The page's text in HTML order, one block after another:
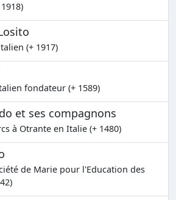
(+ 1917)
fondateur (+ 1589)
et ses compagnons
à Otrante en Italie (+ 1480)
de Marie pour l'Education des